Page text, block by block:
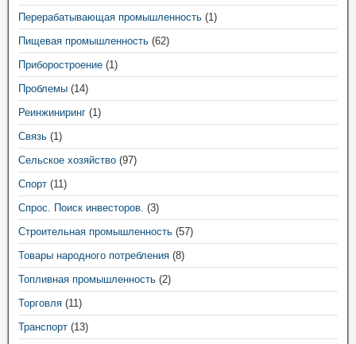
Перерабатывающая промышленность (1)
Пищевая промышленность (62)
Приборостроение (1)
Проблемы (14)
Реинжиниринг (1)
Связь (1)
Сельское хозяйство (97)
Спорт (11)
Спрос. Поиск инвесторов. (3)
Строительная промышленность (57)
Товары народного потребления (8)
Топливная промышленность (2)
Торговля (11)
Транспорт (13)